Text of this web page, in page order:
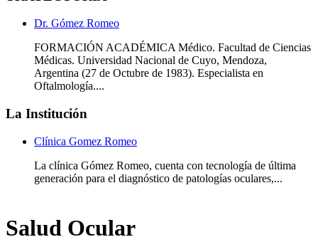
Dr. Gómez Romeo
FORMACIÓN ACADÉMICA Médico. Facultad de Ciencias
Médicas. Universidad Nacional de Cuyo, Mendoza,
Argentina (27 de Octubre de 1983). Especialista en
Oftalmología....
La Institución
Clínica Gomez Romeo
La clínica Gómez Romeo, cuenta con tecnología de última
generación para el diagnóstico de patologías oculares,...
Salud Ocular